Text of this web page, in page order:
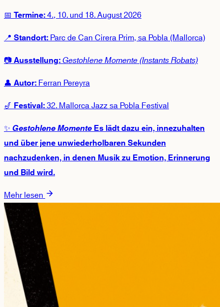
📅Termine:4., 10. und 18. August 2026
📍Standort:Parc de Can Cirera Prim, sa Pobla (Mallorca)
📷Ausstellung:Gestohlene Momente (Instants Robats)
👤Autor:Ferran Pereyra
🎷Festival:32. Mallorca Jazz sa Pobla Festival
✨Gestohlene MomenteEs lädt dazu ein, innezuhalten
und über jene unwiederholbaren Sekunden
nachzudenken, in denen Musik zu Emotion, Erinnerung
und Bild wird.
Mehr lesen